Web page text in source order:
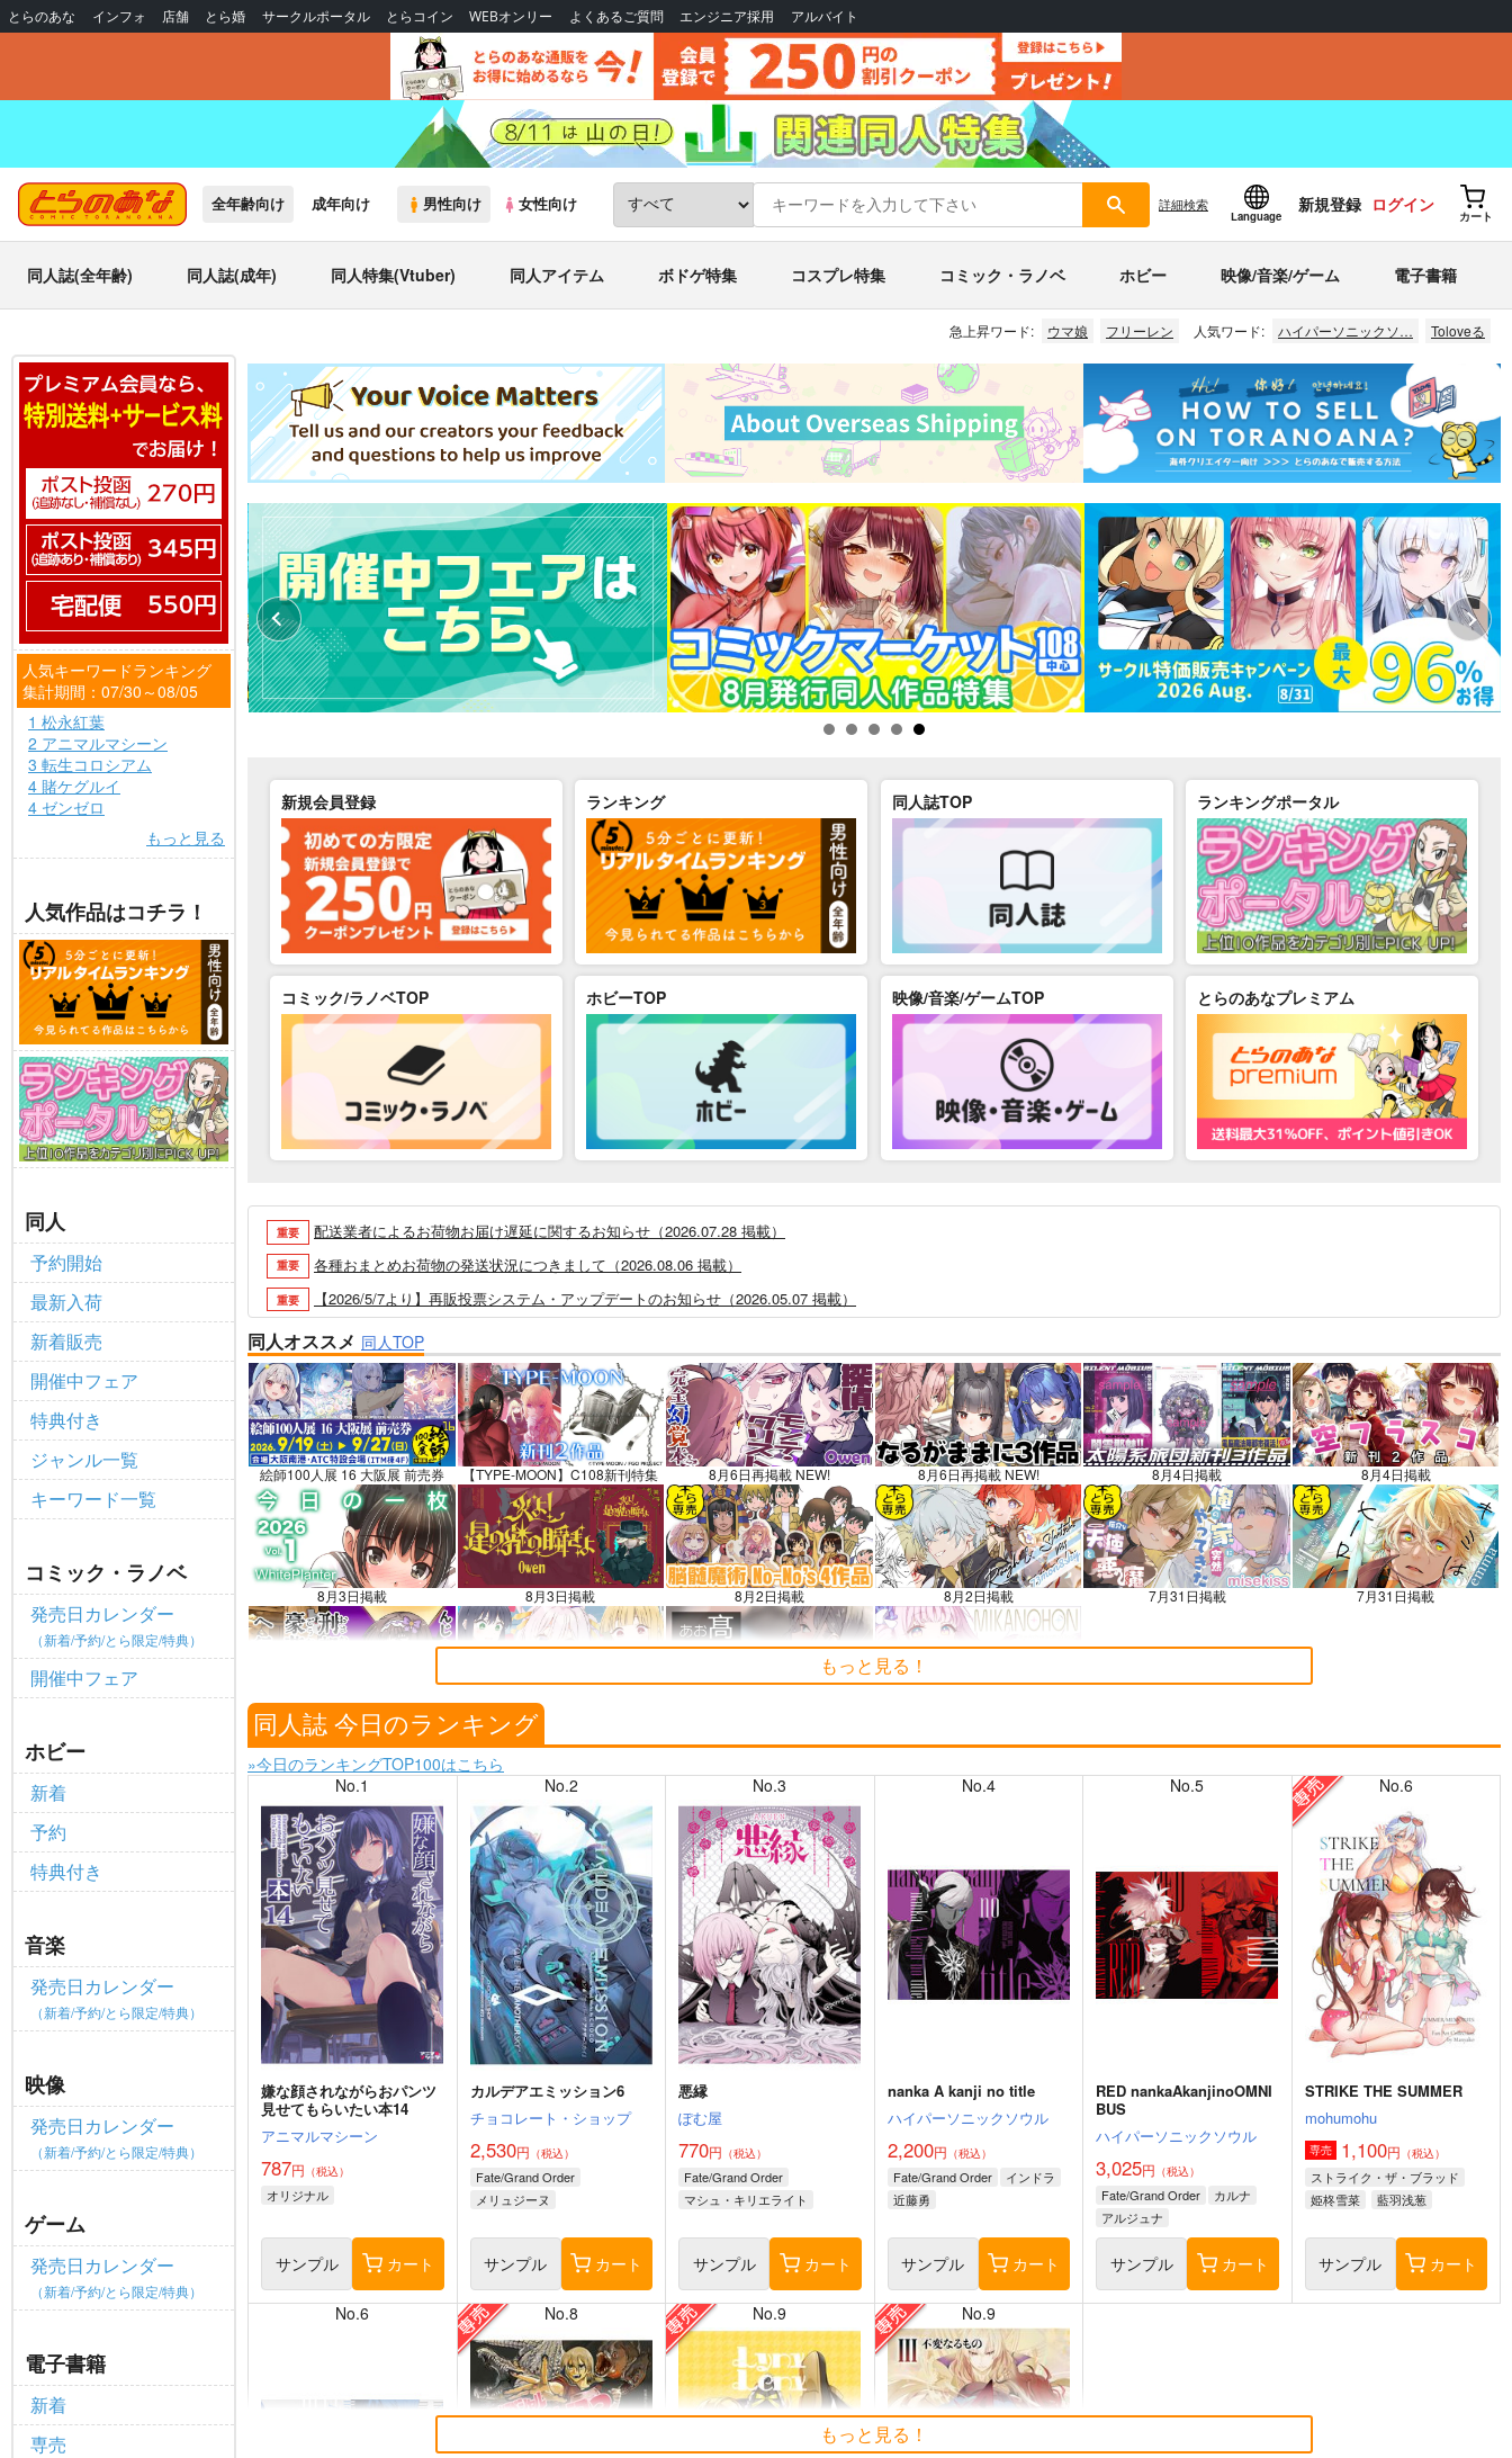
とらのあな インフォ 店舗 とら婚 サークルポータル とらコイン WEBオンリー よくあるご質問 エンジニア採用 アルバイト
全年齢向け 成年向け 男性向け 女性向け 詳細検索
Language
新規登録 ログイン
カート
同人誌(全年齢) 同人誌(成年) 同人特集(Vtuber) 同人アイテム ボドゲ特集 コスプレ特集 コミック・ラノベ ホビー 映像/音楽/ゲーム 電子書籍
急上昇ワード: ウマ娘 フリーレン 人気ワード: ハイパーソニックソ… Toloveる
人気キーワードランキング
集計期間：07/30～08/05
1 松永紅葉
2 アニマルマシーン
3 転生コロシアム
4 賭ケグルイ
4 ゼンゼロ
もっと見る
人気作品はコチラ！
同人
予約開始
最新入荷
新着販売
開催中フェア
特典付き
ジャンル一覧
キーワード一覧
コミック・ラノベ
発売日カレンダー
（新着/予約/とら限定/特典）
開催中フェア
ホビー
新着
予約
特典付き
音楽
発売日カレンダー
（新着/予約/とら限定/特典）
映像
発売日カレンダー
（新着/予約/とら限定/特典）
ゲーム
発売日カレンダー
（新着/予約/とら限定/特典）
電子書籍
新着
専売
新規会員登録 ランキング 同人誌TOP ランキングポータル
コミック/ラノベTOP ホビーTOP 映像/音楽/ゲームTOP とらのあなプレミアム
重要 配送業者によるお荷物お届け遅延に関するお知らせ（2026.07.28 掲載）
重要 各種おまとめお荷物の発送状況につきまして（2026.08.06 掲載）
重要 【2026/5/7より】再販投票システム・アップデートのお知らせ（2026.05.07 掲載）
重要 【2026/4/1より】とらのあなプレミアム、新支払い方法＆新プラン導入のお知らせ（2026.03.09 掲載）
重要 おまとめサイクル「定期便(月2)」一般会員様の利用再開のお知らせ（2026.02.05 掲載）
重要 「とらのあな×駿河屋日本橋乙女同人誌館」通販店頭受取サービス開始のお知らせ（2026.01.05 更新｜2025.12.30 掲載）
重要 【2025/12/1より】「通販ポイント⇒とらコイン変換キャンペーン」終了のお知らせ（2025.11.21 掲載）
重要 個人情報保護方針の改定について（2025.09.19 更新｜2025.08.01 掲載）
重要 ポイント付与・管理体制改定のお知らせ（2024.11.20 掲載）
全てのお知らせを見る
同人オススメ 同人TOP
絵師100人展 16 大阪展 前売券 【TYPE-MOON】C108新刊特集 8月6日再掲載 NEW! 8月6日再掲載 NEW! 8月4日掲載 8月4日掲載
8月3日掲載 8月3日掲載 8月2日掲載 8月2日掲載 7月31日掲載 7月31日掲載
7月30日掲載 7月30日掲載
もっと見る！
同人誌 今日のランキング
»今日のランキングTOP100はこちら
No.1
嫌な顔されながらおパンツ
見せてもらいたい本14
アニマルマシーン
787円 （税込）
オリジナル
サンプル カート
No.2
カルデアエミッション6
チョコレート・ショップ
2,530円 （税込）
Fate/Grand Order
メリュジーヌ
サンプル カート
No.3
悪縁
ぽむ屋
770円 （税込）
Fate/Grand Order
マシュ・キリエライト
サンプル カート
No.4
nanka A kanji no title
ハイパーソニックソウル
2,200円 （税込）
Fate/Grand Order
インドラ
近藤勇
サンプル カート
No.5
RED nankaAkanjinoOMNI
BUS
ハイパーソニックソウル
3,025円 （税込）
Fate/Grand Order
カルナ
アルジュナ
サンプル カート
No.6
STRIKE THE SUMMER
mohumohu
専売 1,100円 （税込）
ストライク・ザ・ブラッド
姫柊雪菜
藍羽浅葱
サンプル カート
No.6 No.8 No.9 No.9
もっと見る！